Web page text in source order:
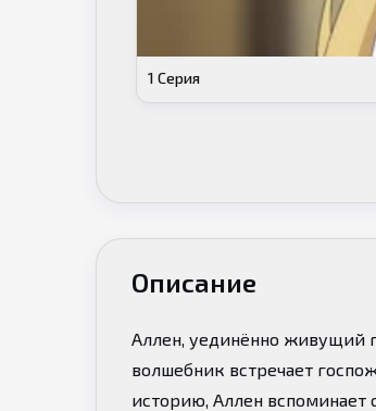
1 Серия
Описание
Аллен, уединённо живущий
волшебник встречает
историю, Аллен вспоминает